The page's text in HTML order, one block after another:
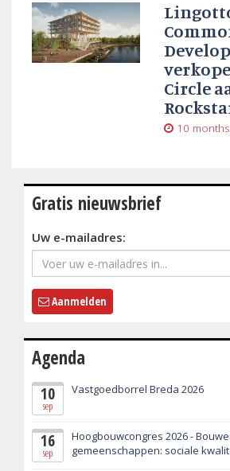
Circle
10
Gratis nieuwsbrief
Uw e-mailadres:
Aanmelden
Agenda
10
sep
Vastgoedborrel Breda 2026
16
sep
Hoogbouwcongres 2026 -
gemeenschappen: sociale